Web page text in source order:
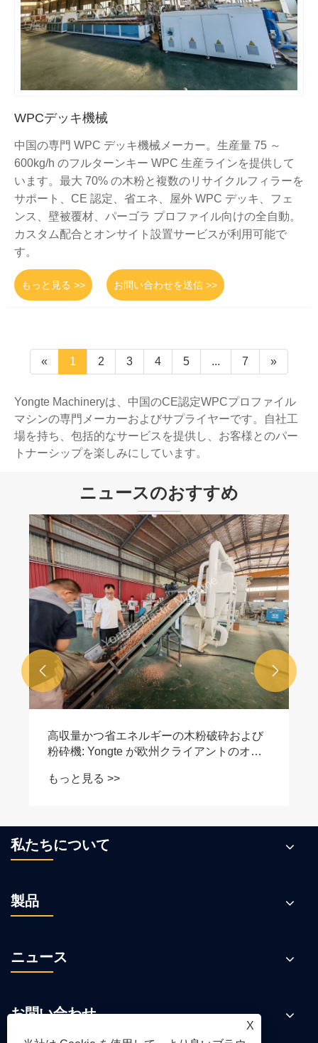
WPCデッキ機械
中国の専門 WPC デッキ機械メーカー。生産量 75 ～
600kg/h のフルターンキー WPC 生産ラインを提供して
います。最大 70% の木粉と複数のリサイクルフィラーを
サポート、CE 認定、省エネ、屋外 WPC デッキ、フェ
ンス、壁被覆材、パーゴラ プロファイル向けの全自動。
カスタム配合とオンサイト設置サービスが利用可能で
す。
もっと見る >> お問い合わせを送信 >>
« 1 2 3 4 5 ... 7 »
Yongte Machineryは、中国のCE認定WPCプロファイル
マシンの専門メーカーおよびサプライヤーです。自社工
場を持ち、包括的なサービスを提供し、お客様とのパー
トナーシップを楽しみにしています。
ニュースのおすすめ
高収量かつ省エネルギーの木粉破砕および
粉砕機: Yongte が欧州クライアントのオン
もっと見る >>
 
私たちについて
製品
ニュース
お問い合わせ
X